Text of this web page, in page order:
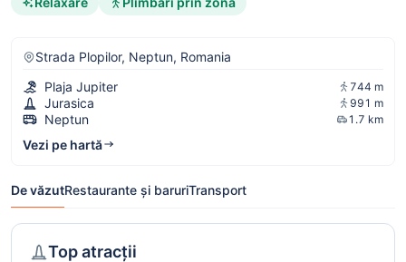
Strada Plopilor, Neptun, Romania
Plaja Jupiter
744 m
Jurasica 991 m
Neptun 1.7 km
Vezi pe hartă
De văzutRestaurante și baruriTransport
Top atracții